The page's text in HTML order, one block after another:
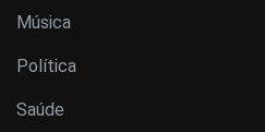
Música
Política
Saúde